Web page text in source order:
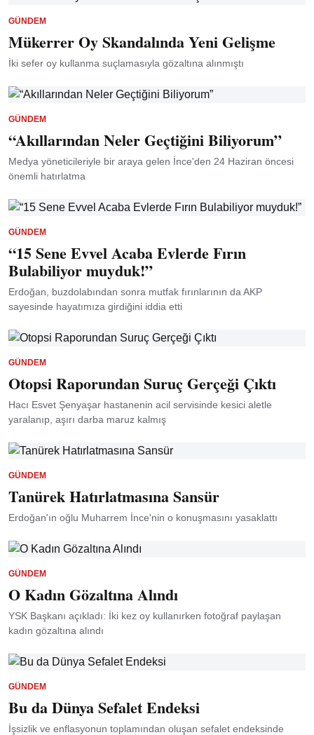
GÜNDEM
Mükerrer Oy Skandalında Yeni Gelişme
İki sefer oy kullanma suçlamasıyla gözaltına alınmıştı
GÜNDEM
“Akıllarından Neler Geçtiğini Biliyorum”
Medya yöneticileriyle bir araya gelen İnce'den 24 Haziran öncesi
önemli hatırlatma
GÜNDEM
“15 Sene Evvel Acaba Evlerde Fırın
Bulabiliyor muyduk!”
Erdoğan, buzdolabından sonra mutfak fırınlarının da AKP
sayesinde hayatımıza girdiğini iddia etti
GÜNDEM
Otopsi Raporundan Suruç Gerçeği Çıktı
Hacı Esvet Şenyaşar hastanenin acil servisinde kesici aletle
yaralanıp, aşırı darba maruz kalmış
GÜNDEM
Tanürek Hatırlatmasına Sansür
Erdoğan'ın oğlu Muharrem İnce'nin o konuşmasını yasaklattı
GÜNDEM
O Kadın Gözaltına Alındı
YSK Başkanı açıkladı: İki kez oy kullanırken fotoğraf paylaşan
kadın gözaltına alındı
GÜNDEM
Bu da Dünya Sefalet Endeksi
İşsizlik ve enflasyonun toplamından oluşan sefalet endeksinde